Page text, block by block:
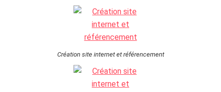
Création site internet et référencement